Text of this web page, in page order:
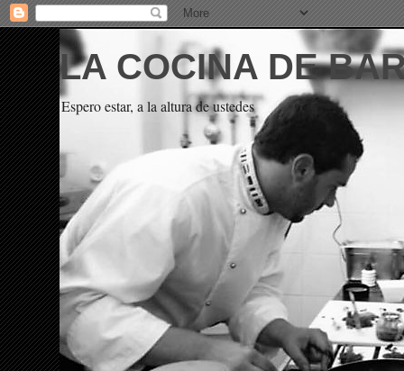
LA COCINA DE
Espero estar, a la altura de ustedes